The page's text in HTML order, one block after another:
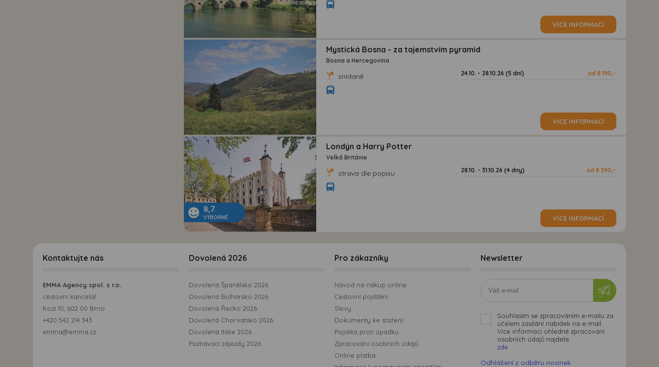
VÍCE INFORMACÍ
Mystická Bosna - za tajemstvím pyramid
Bosna a Hercegovina
snídaně 24.10. - 28.10.26 (5 dní) od 8 190,-
VÍCE INFORMACÍ
8,7
VÝBORNÉ
Londýn a Harry Potter
Velká Británie
strava dle popisu 28.10. - 31.10.26 (4 dny) od 8 390,-
VÍCE INFORMACÍ
Kontaktujte nás
EMMA Agency spol. s r.o.
cestovní kancelář
Kozí 10, 602 00 Brno
+420 542 214 343
emma@emma.cz
Dovolená 2026
Dovolená Španělsko 2026
Dovolená Bulharsko 2026
Dovolená Řecko 2026
Dovolená Chorvatsko 2026
Dovolená Itálie 2026
Poznávací zájezdy 2026
Pro zákazníky
Návod na nákup online
Cestovní pojištění
Slevy
Dokumenty ke stažení
Pojistka proti úpadku
Zpracování osobních údajů
Online platba
Newsletter
Souhlasím se zpracováním e-mailu za
účelem zasílání nabídek na e-mail.
Více informací ohledně zpracování
osobních údajů najdete
zde.
Odhlášení z odběru novinek